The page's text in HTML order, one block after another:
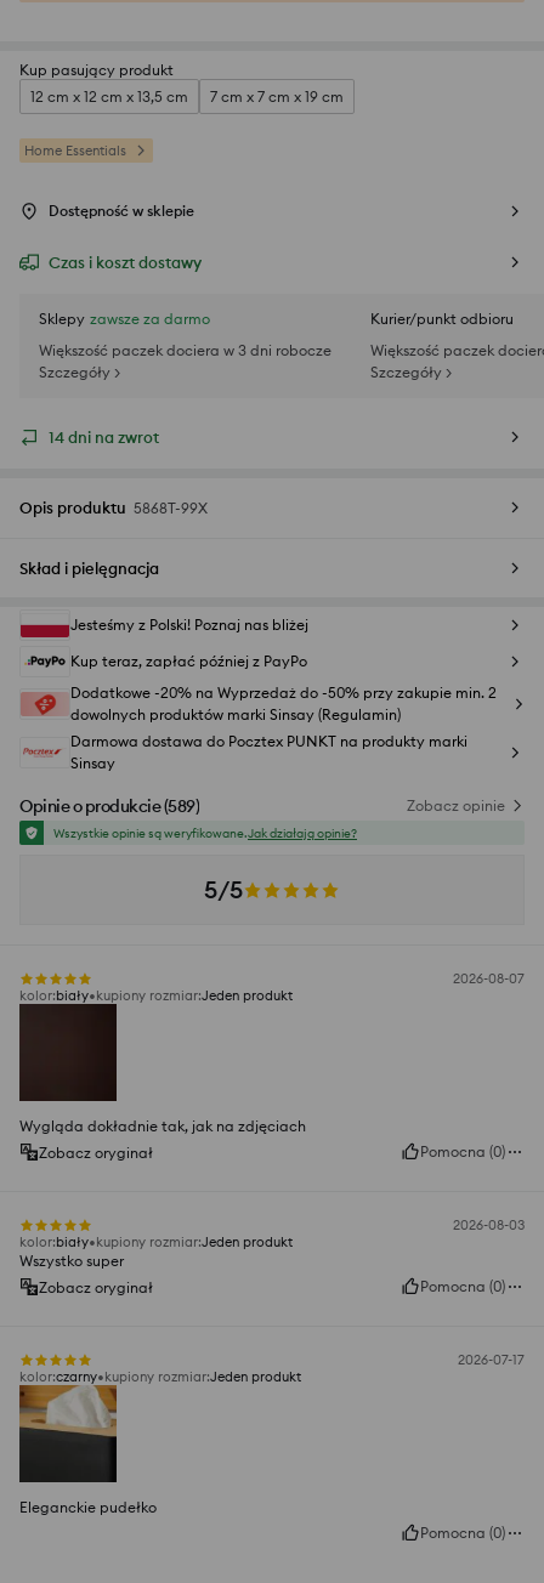
Kup pasujący produkt
12 cm x 12 cm x 13,5 cm
7 cm x 7 cm x 19 cm
Home Essentials
Dostępność w sklepie
Czas i koszt dostawy
Sklepy zawsze za darmo
Większość paczek dociera w 3 dni robocze
Szczegóły >
Kurier/punkt odbioru
Większość paczek
Szczegóły >
14 dni na zwrot
Opis produktu 5868T-99X
Skład i pielęgnacja
Jesteśmy z Polski! Poznaj nas bliżej
Kup teraz, zapłać później z PayPo
Dodatkowe -20% na Wyprzedaż do -50% przy zakupie min. 2
dowolnych produktów marki Sinsay (Regulamin)
Darmowa dostawa do Pocztex PUNKT na produkty marki
Sinsay
Opinie o produkcie(589) Zobacz opinie
Wszystkie opinie są weryfikowane.Jak działają opinie?
5/5
2026-08-07
kolor:biały kupiony rozmiar:Jeden produkt
Wygląda dokładnie tak, jak na zdjęciach
Zobacz oryginał
Pomocna (0)
2026-08-03
kolor:biały kupiony rozmiar:Jeden produkt
Wszystko super
Zobacz oryginał
Pomocna (0)
2026-07-17
kolor:czarny kupiony rozmiar:Jeden produkt
Eleganckie pudełko
Pomocna (0)